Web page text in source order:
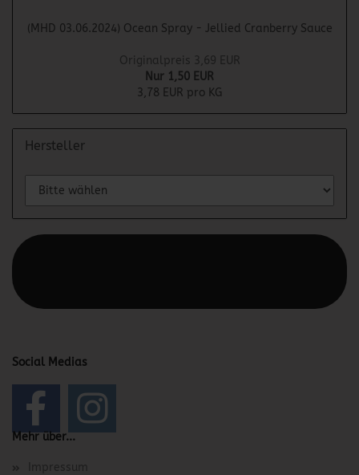
(MHD 03.06.2024) Ocean Spray - Jellied Cranberry Sauce
Originalpreis 3,69 EUR
Nur 1,50 EUR
3,78 EUR pro KG
Hersteller
Social Medias
Mehr über...
Impressum